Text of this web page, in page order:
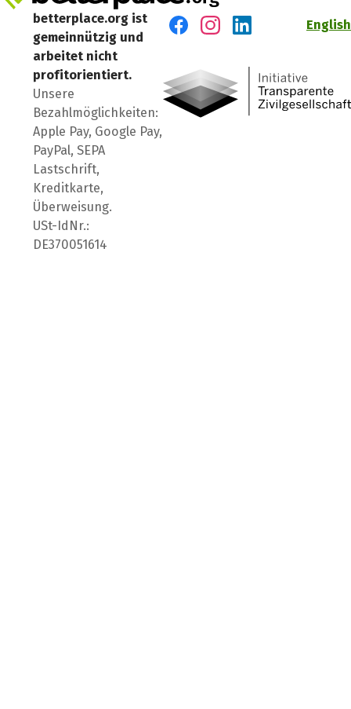
betterplace.org ist
gemeinnützig und
arbeitet nicht
profitorientiert.
Unsere
Bezahlmöglichkeiten:
Apple Pay, Google Pay,
PayPal, SEPA
Lastschrift,
Kreditkarte,
Überweisung.
USt-IdNr.:
DE370051614
English